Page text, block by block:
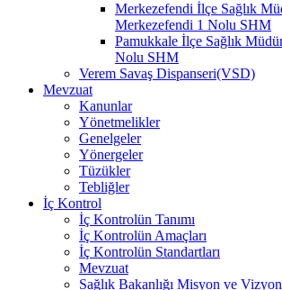
Merkezefendi İlçe Sağlık
Merkezefendi 1 Nolu SHM
Pamukkale İlçe Sağlık
Nolu SHM
Verem Savaş Dispanseri(VSD)
Mevzuat
Kanunlar
Yönetmelikler
Genelgeler
Yönergeler
Tüzükler
Tebliğler
İç Kontrol
İç Kontrolün Tanımı
İç Kontrolün Amaçları
İç Kontrolün Standartları
Mevzuat
Sağlık Bakanlığı Misyon ve